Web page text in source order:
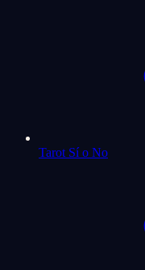
Tarot Sí o No